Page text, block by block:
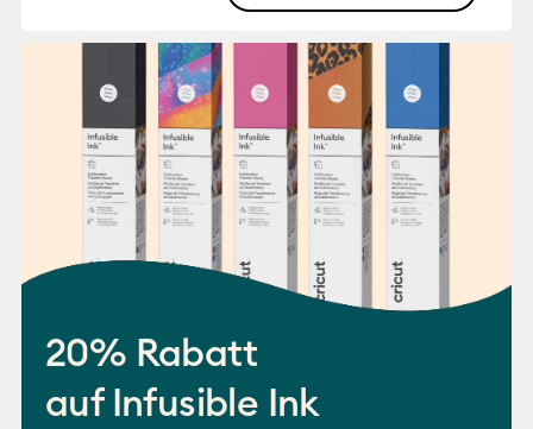
20% Rabatt
auf Infusible Ink